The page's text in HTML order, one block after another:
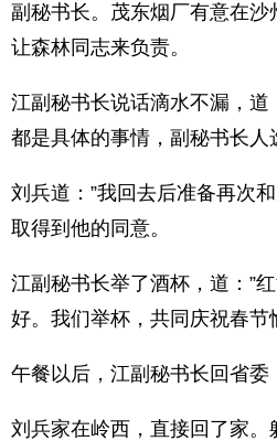
副秘书长。茂东烟厂有意在沙
让森林同志来负责。
江副秘书长说话滴水不漏，道
都是具体的事情，副秘书长人
刘兵道：”我回去后准备再次
取得到他的同意。
江副秘书长举了酒杯，道：”
好。我们举杯，共同庆祝春节
午餐以后，江副秘书长回省委
刘兵家在岭西，直接回了家